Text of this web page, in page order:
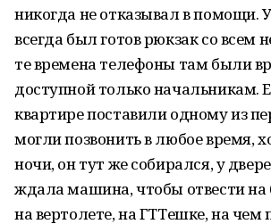
никогда не отказывал в
всегда был готов рюкзак со всем
те времена телефоны там были
доступной только начальникам.
квартире поставили одному из
могли позвонить в любое время,
ночи, он тут же собирался, у
ждала машина, чтобы отвести на
на вертолете, на ГТТешке, на чем